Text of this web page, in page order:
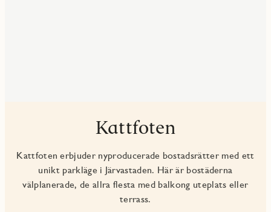
Kattfoten
Kattfoten erbjuder nyproducerade bostadsrätter med ett
unikt parkläge i Järvastaden. Här är bostäderna
välplanerade, de allra flesta med balkong uteplats eller
terrass.